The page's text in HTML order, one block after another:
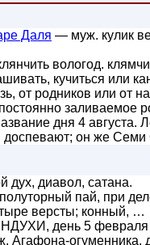
Даля — муж. кулик
вологод.
кучиться или
от родников или от
заливаемое
дня 4 августа.
доспевают; он же
дух, диавол, сатана.
пай, при
версты; конный, …
день 5 февраля
Агафона-огуменника,